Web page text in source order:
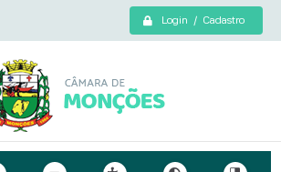
Login / Cadastro